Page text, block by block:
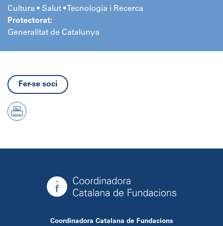
Cultura • Salut • Tecnologia i Recerca
Protectorat:
Generalitat de Catalunya
Fer-se soci
Coordinadora Catalana de Fundacions